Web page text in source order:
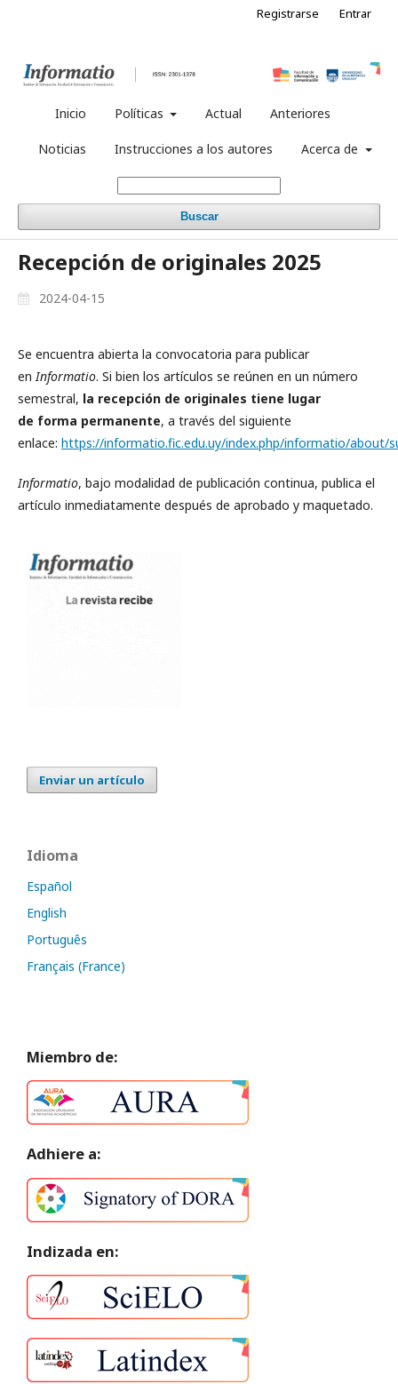
Inicio Políticas Actual Anteriores
Noticias Instrucciones a los autores Acerca de
Buscar
Registrarse Entrar
Recepción de originales 2025
2024-04-15
Se encuentra abierta la convocatoria para publicar
enInformatio. Si bien los artículos se reúnen en un número
semestral, la recepción de originales tiene lugar
de forma permanente, a través del siguiente
enlace: https://informatio.fic.edu.uy/index.php/informatio/about/
Informatio, bajo modalidad de publicación continua, publica el
artículo inmediatamente después de aprobado y maquetado.
Enviar un artículo
Idioma
Español
English
Português
Français (France)
Miembro de:
Adhiere a:
Indizada en: